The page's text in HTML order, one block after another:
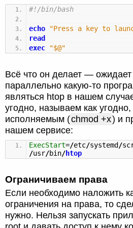
#!/bin/bash
echo "Press a key to
read
exec
"$@"
Всё что он делает — ожидает
параллельно какую-то
являться htop в нашем
угодно, называем как
исполняемым (chmod +x) и
нашем сервисе:
ExecStart=/etc/systemd /
/usr/bin/htop
Ограничиваем права
Если необходимо наложить
ограничения на права, то
нужно. Нельзя запускать